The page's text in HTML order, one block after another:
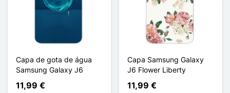
Capa de gota de água
Samsung Galaxy J6
11,99 €
Capa Samsung Galaxy
J6 Flower Liberty
11,99 €